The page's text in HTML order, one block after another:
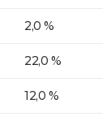
2,0 %
22,0 %
12,0 %